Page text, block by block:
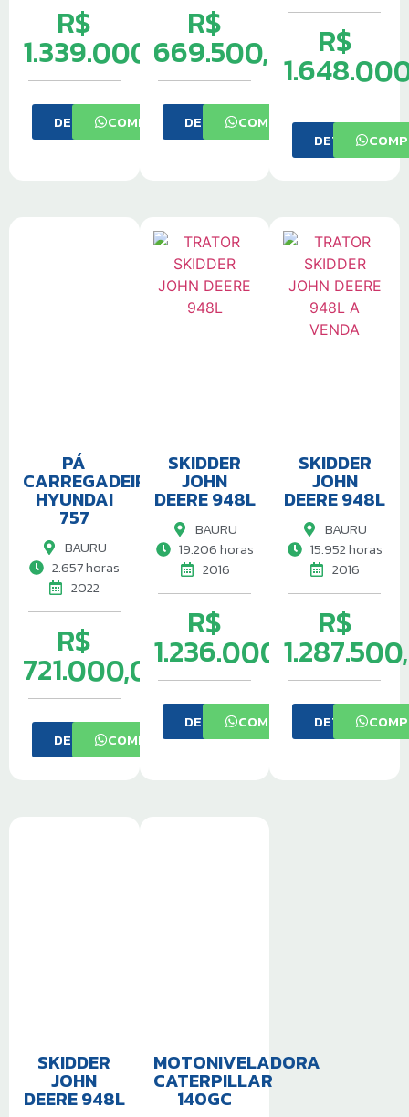
R$
1.339.000,00
DETALHESCOMPRAR
R$
669.500,00
DETALHESCOMPRAR
R$
DETALHES
PÁ
CARREGADEIRA
HYUNDAI
757
BAURU
2.657 horas
2022
R$
721.000,00
DETALHESCOMPRAR
SKIDDER
JOHN
DEERE 948L
BAURU
19.206 horas
2016
R$
1.236.000,00
DETALHESCOMPRAR
SKIDDER
JOHN
DEERE 948L
BAURU
15.952 horas
2016
R$
DETALHES
SKIDDER
JOHN
DEERE 948L
MOTONIVELADORA
CATERPILLAR
140GC